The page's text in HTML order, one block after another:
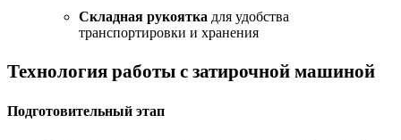
Складная рукоятка для удобства
транспортировки и хранения
Технология работы с затирочной машиной
Подготовительный этап